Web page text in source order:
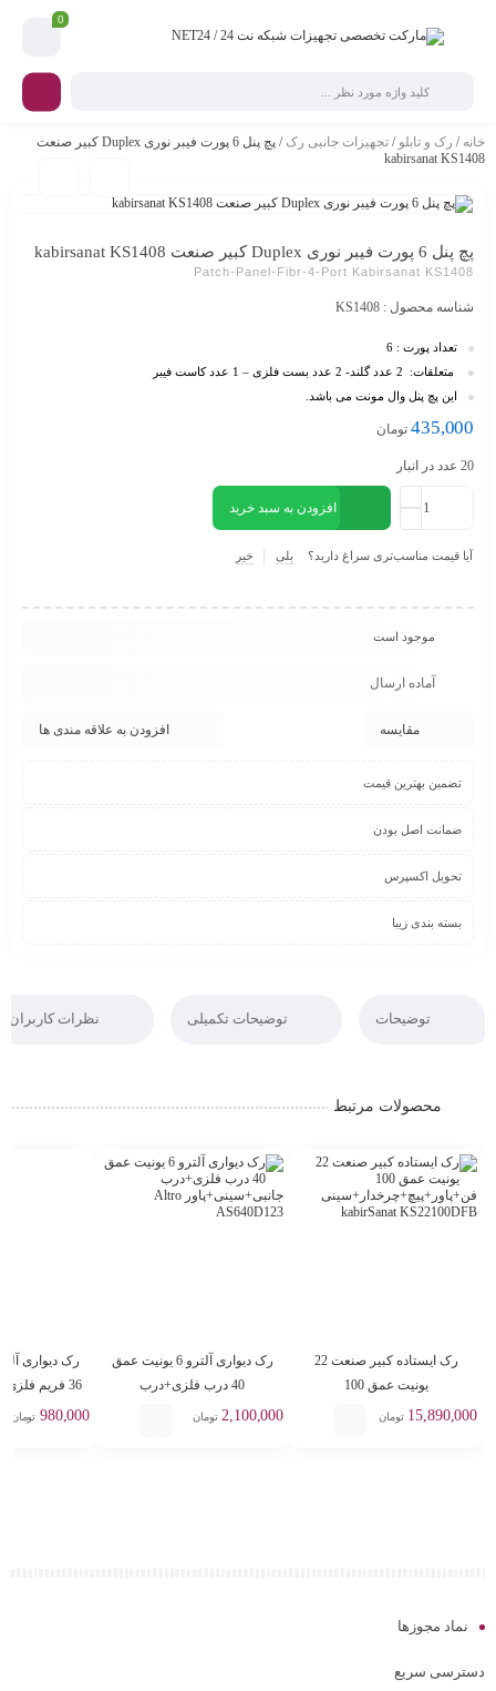
0
خانه / رک و تابلو / تجهیزات جانبی رک
/ پچ پنل 6 پورت فیبر نوری Duplex کبیر صنعت
kabirsanat KS1408
پچ پنل 6 پورت فیبر نوری Duplex کبیر صنعت kabirsanat KS1408
Patch-Panel-Fibr-4-Port Kabirsanat KS1408
شناسه محصول : KS1408
تعداد پورت : 6
متعلقات: 2 عدد گلند- 2 عدد بست فلزی – 1 عدد کاست فیبر
این پچ پنل وال مونت می باشد.
435,000 تومان
20 عدد در انبار
افزودن به سبد خرید
آیا قیمت مناسب‌تری سراغ دارید؟ بلی خیر
موجود است
آماده ارسال
مقایسه افزودن به علاقه مندی ها
تضمین بهترین قیمت
ضمانت اصل بودن
تحویل اکسپرس
بسته بندی زیبا
توضیحات توضیحات تکمیلی نظرات کاربران
محصولات مرتبط
رک ایستاده کبیر صنعت 22
یونیت عمق 100
فن+پاور+پیچ+چرخدار+سینی
15,890,000 تومان
رک دیواری آلترو 6 یونیت عمق
40 درب فلزی+درب
2,100,000 تومان 980,000 تومان
نماد مجوزها
دسترسی سریع